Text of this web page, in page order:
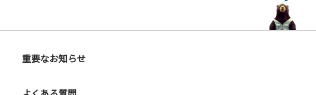
重要なお知らせ